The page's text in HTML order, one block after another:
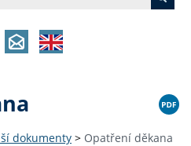
dokumenty > Opatření děkana